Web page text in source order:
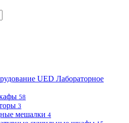
Лабораторное
58
3
мешалки 4